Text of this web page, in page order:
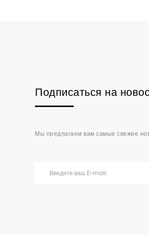
Подписаться на
Мы предлагаем вам самые свежие